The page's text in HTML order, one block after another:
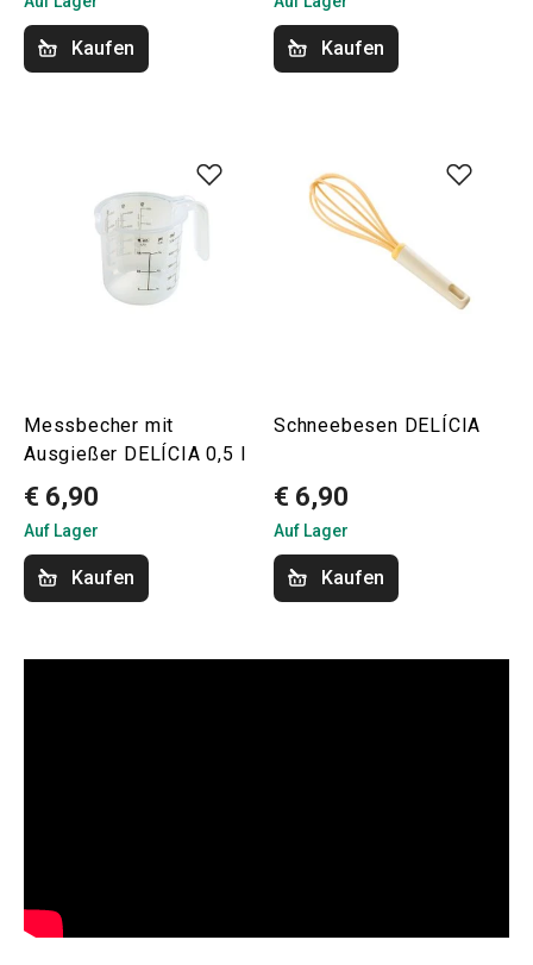
Kaufen Kaufen
Messbecher mit
Ausgießer DELÍCIA 0,5 l
€ 6,90
Auf Lager
Kaufen
Schneebesen DELÍCIA
€ 6,90
Auf Lager
Kaufen